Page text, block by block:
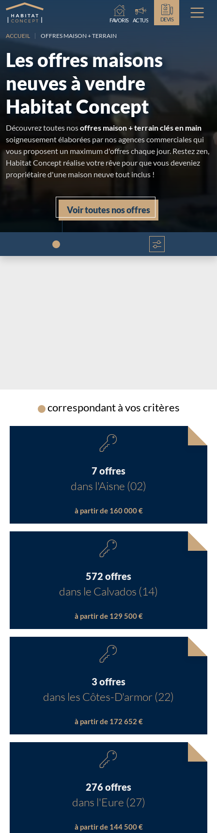
Chargement...
FAVORIS
ACTUS DEVIS
ACCUEIL OFFRES MAISON + TERRAIN
Les offres maisons
neuves à vendre
Habitat Concept
Découvrez toutes nosoffres maison + terrain clés en main
soigneusement élaborées par nos agences commerciales qui
vous proposent un maximum d'offres chaque jour. Restez zen,
Habitat Concept réalise votre rêve pour que vous deveniez
propriétaire d'une maison neuve tout inclus !
Voir toutes nos offres
Chargement...
Chargement...
correspondant à vos critères
7 offres
dans l'Aisne (02)
à partir de 160 000 €
572 offres
dans le Calvados (14)
à partir de 129 500 €
3 offres
dans les Côtes-D'armor (22)
à partir de 172 652 €
276 offres
dans l'Eure (27)
à partir de 144 500 €